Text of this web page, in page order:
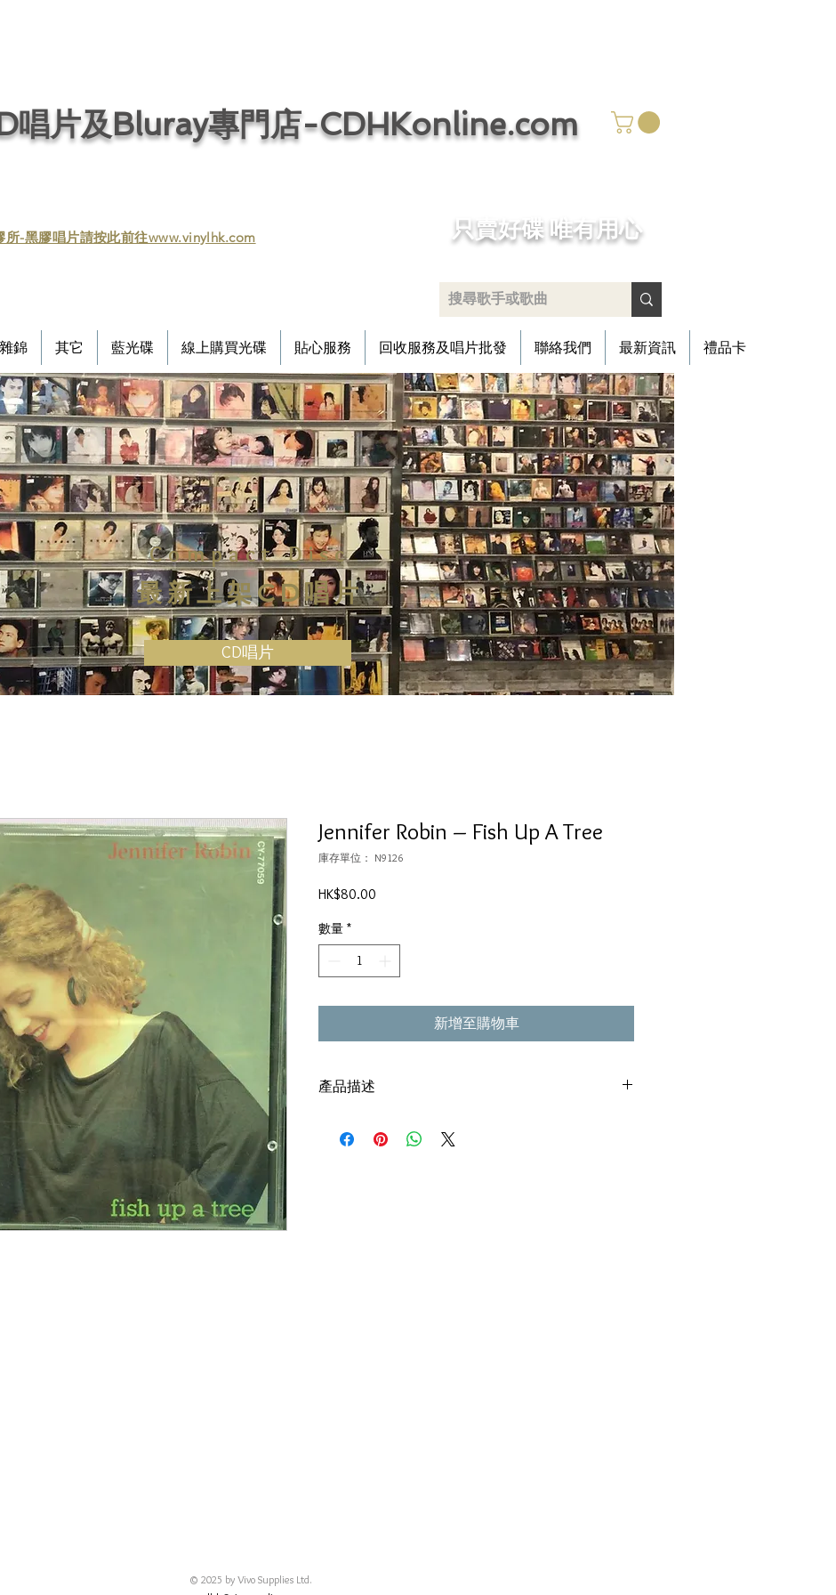
唱片及Bluray專門店-CDHKonline.com
所-黑膠唱片請按此前往www.vinylhk.com ​只賣好碟 唯有用心
錦 其它 藍光碟 線上購買光碟 貼心服務 回收服務及唱片批發 聯絡我們 最新資訊 禮品卡
Compact Disc
最新上架CD唱片
CD唱片
Jennifer Robin – Fish Up A Tree
庫存單位： N9126
HK$80.00
數量 *
新增至購物車
產品描述
有歌詞
© 2025 by Vivo Supplies Ltd.